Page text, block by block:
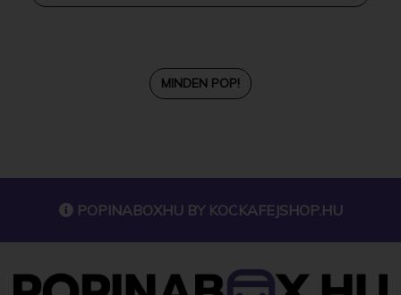
MINDEN POP!
POPINABOXHU BY KOCKAFEJSHOP.HU